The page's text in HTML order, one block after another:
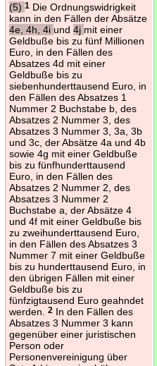
(5) 1Die Ordnungswidrigkeit
kann in den Fällen der Absätze
4e, 4h, 4i und 4j mit einer
Geldbuße bis zu fünf Millionen
Euro, in den Fällen des
Absatzes 4d mit einer
Geldbuße bis zu
siebenhunderttausend Euro, in
den Fällen des Absatzes 1
Nummer 2 Buchstabe b, des
Absatzes 2 Nummer 3, des
Absatzes 3 Nummer 3, 3a, 3b
und 3c, der Absätze 4a und 4b
sowie 4g mit einer Geldbuße
bis zu fünfhunderttausend
Euro, in den Fällen des
Absatzes 2 Nummer 2, des
Absatzes 3 Nummer 2
Buchstabe a, der Absätze 4
und 4f mit einer Geldbuße bis
zu zweihunderttausend Euro,
in den Fällen des Absatzes 3
Nummer 7 mit einer Geldbuße
bis zu hunderttausend Euro, in
den übrigen Fällen mit einer
Geldbuße bis zu
fünfzigtausend Euro geahndet
werden.
2In den Fällen des
Absatzes 3 Nummer 3 kann
gegenüber einer juristischen
Person oder
Personenvereinigung über